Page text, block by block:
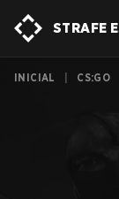
STRAFE
INICIAL CS:GO